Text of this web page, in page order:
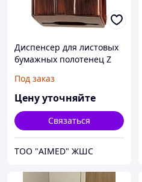
Диспенсер для листовых
бумажных полотенец Z
Под заказ
Цену уточняйте
Связаться
ТОО "AIMED" ЖШС